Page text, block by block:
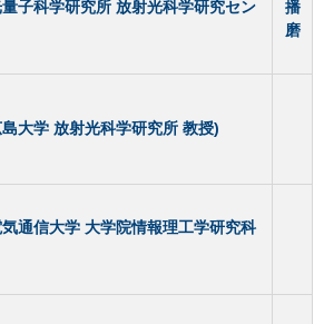
子科学研究所 放射光科学研究セン
播
磨
大学 放射光科学研究所 教授)
通信大学 大学院情報理工学研究科